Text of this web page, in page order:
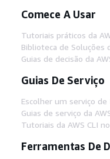
Comece A Usar
Tutoriais práticos da
Biblioteca de Soluções
Guias de decisão da
Guias De Serviço
Escolher um serviço
Guias de serviço da
Tutoriais da AWS CLI
Ferramentas De